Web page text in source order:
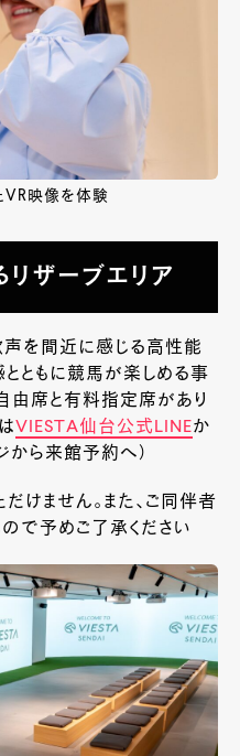
VR映像を体験
ザーブエリア
声を間近に感じる高性能
ともに競馬が楽しめる事
由席と有料指定席があり
VIESTA仙台公式LINEか
から来館予約へ）
けません。また、ご同伴者
で予めご了承ください